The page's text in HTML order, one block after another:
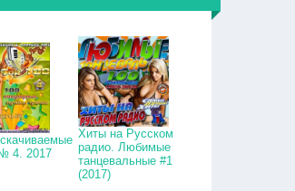
4. 2017
Хиты на Русском
радио. Любимые
танцевальные #1
(2017)